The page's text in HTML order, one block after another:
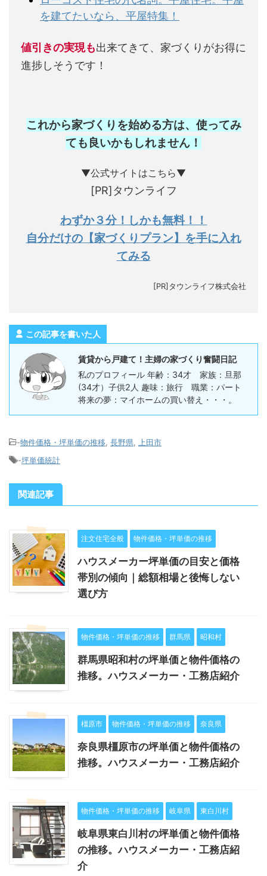
を建てたいなら、平屋特集！
値引きの実現も出来てきて、家づくりがお得に
進捗しそうです！
これから家づくりを始める方は、使ってみ
ても良いかもしれません ！
▼公式サイトはこちら▼
[PR]タウンライフ
わずか３分！しかも無料！！
自分だけの【家づくりプラン】を手に入れ
てみる
[PR]タウンライフ株式会社
この記事を書いた人
賃貸から戸建て！主婦の家づくり奮闘日記
私のプロフィール 年齢：34才 家族：旦那
(34才）子供2人 趣味：旅行 職業：パート
将来の夢：マイホームの買い替え・・・。
-物件価格・坪単価の推移 長野県
上田市
-坪単価統計
関連記事
注文住宅全般 物件価格・坪単価の推移
ハウスメーカー坪単価の目安と価格
帯別の傾向｜総額相場と後悔しない
選び方
物件価格・坪単価の推移 群馬県 昭和村
群馬県昭和村の坪単価と物件価格の
推移。ハウスメーカー・工務店紹介
橿原市 物件価格・坪単価の推移 奈良県
奈良県橿原市の坪単価と物件価格の
推移。ハウスメーカー・工務店紹介
物件価格・坪単価の推移 岐阜県 東白川村
岐阜県東白川村の坪単価と物件価格
の推移。ハウスメーカー・工務店紹
介